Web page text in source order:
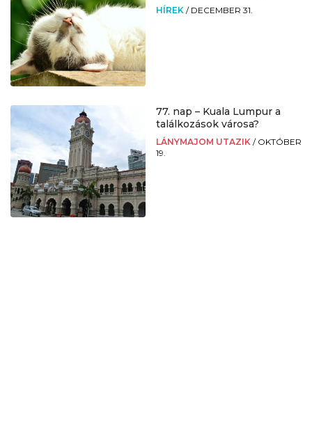
HÍREK / DECEMBER 31.
77. nap – Kuala Lumpur a
találkozások városa?
LÁNYMAJOM UTAZIK / OKTÓBER
19.